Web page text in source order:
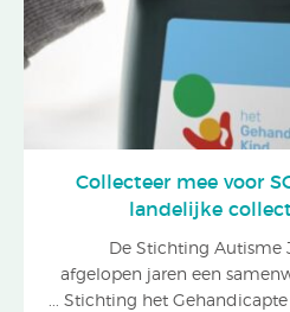
Collecteer mee voor
landelijke
De Stichting Autisme
afgelopen jaren een
Stichting het Gehandicapte